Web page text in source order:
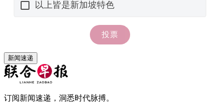
新闻速递
订阅新闻速递，洞悉时代脉搏。